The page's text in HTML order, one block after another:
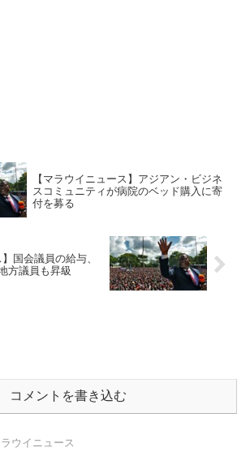
【マラウイニュース】アジアン・ビジネ
スコミュニティが病院のベッド購入に寄
付を募る
国会議員の給与、
方議員も昇級
コメントを書き込む
ウイニュース